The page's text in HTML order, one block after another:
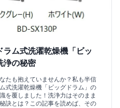
ラム式洗濯乾燥機「ビッ
浄の秘密
たも抱えていませんか？私も半信
式洗濯乾燥機「ビッグドラム」の
を覆しました！洗浄力はそのまま
訣とは？この記事を読めば、その